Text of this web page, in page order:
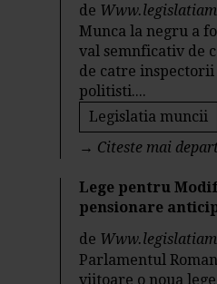
de
Munca la negru a
val semnficativ de
de catre
politisti....
Legislatia muncii
→ Citeste mai
Lege pentru
pensionare
de
Parlamentul
viitoare o noua